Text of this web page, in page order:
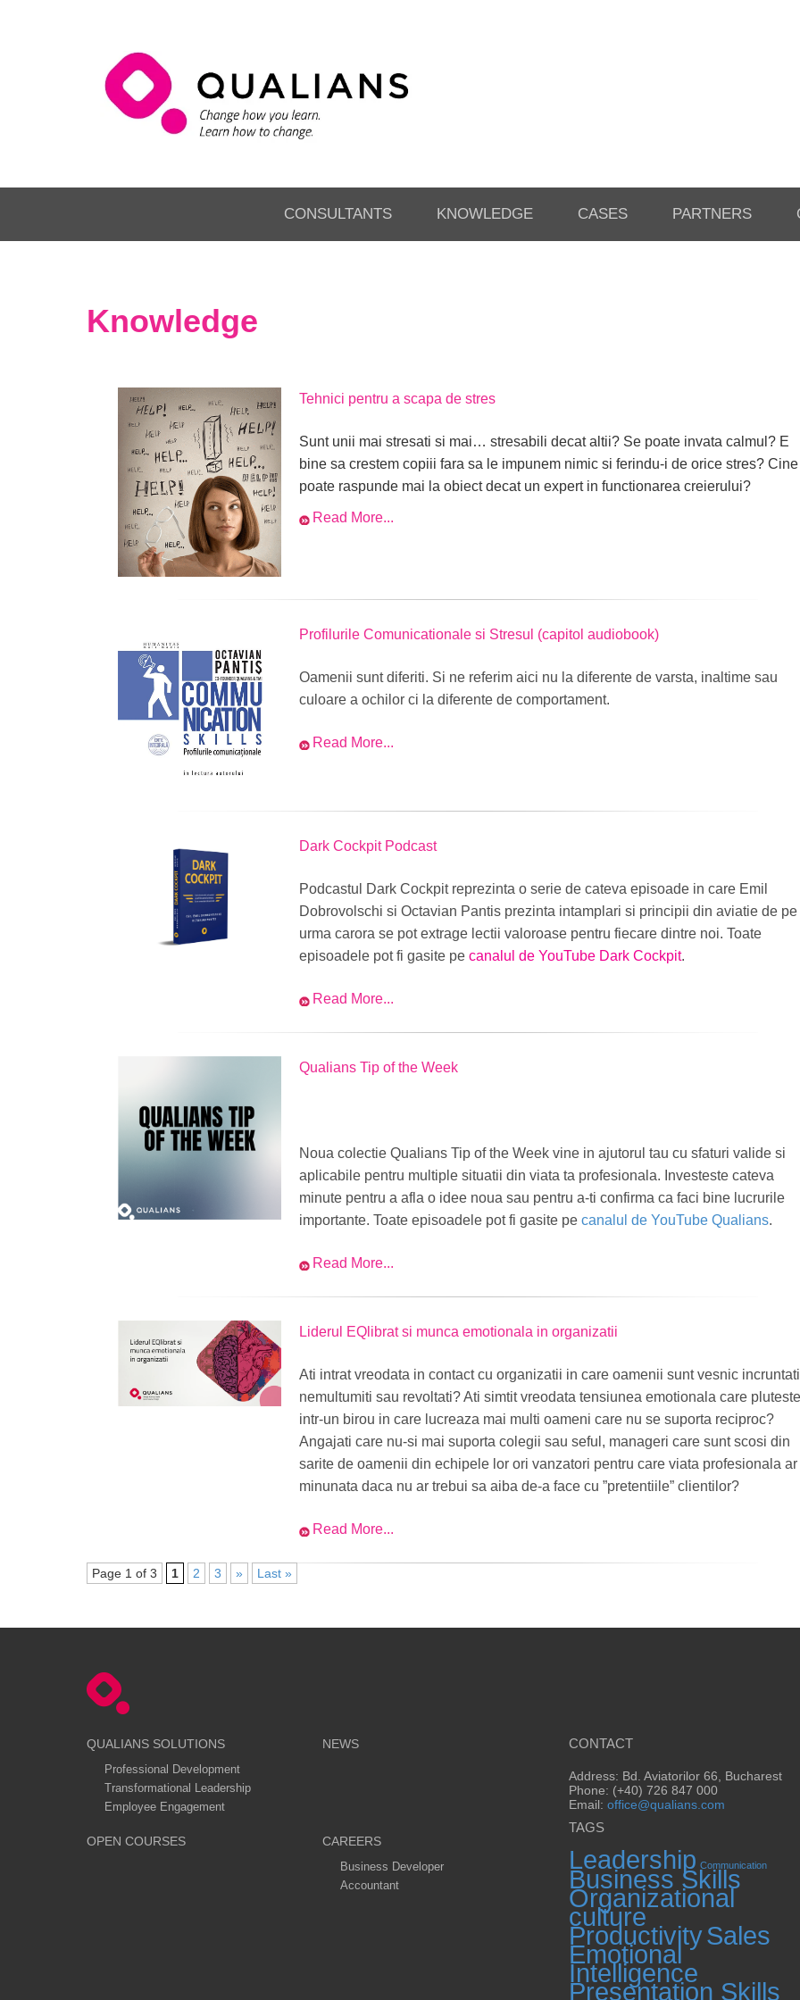
CONSULTANTS KNOWLEDGE CASES PARTNERS
Knowledge
Tehnici pentru a scapa de stres
Sunt unii mai stresati si mai… stresabili decat altii? Se poate invata calmul? E
bine sa crestem copiii fara sa le impunem nimic si ferindu-i de orice stres? Cine
poate raspunde mai la obiect decat un expert in functionarea creierului?
Read More...
Profilurile Comunicationale si Stresul (capitol audiobook)
Oamenii sunt diferiti. Si ne referim aici nu la diferente de varsta, inaltime sau
culoare a ochilor ci la diferente de comportament.
Read More...
Dark Cockpit Podcast
Podcastul Dark Cockpit reprezinta o serie de cateva episoade in care Emil
Dobrovolschi si Octavian Pantis prezinta intamplari si principii din aviatie de pe
urma carora se pot extrage lectii valoroase pentru fiecare dintre noi. Toate
episoadele pot fi gasite pe canalul de YouTube Dark Cockpit.
Read More...
Qualians Tip of the Week
Noua colectie Qualians Tip of the Week vine in ajutorul tau cu sfaturi valide si
aplicabile pentru multiple situatii din viata ta profesionala. Investeste cateva
minute pentru a afla o idee noua sau pentru a-ti confirma ca faci bine lucrurile
importante. Toate episoadele pot fi gasite pe canalul de YouTube Qualians.
Read More...
Liderul EQlibrat si munca emotionala in organizatii
Ati intrat vreodata in contact cu organizatii in care oamenii sunt vesnic
nemultumiti sau revoltati? Ati simtit vreodata tensiunea emotionala care pluteste
intr-un birou in care lucreaza mai multi oameni care nu se suporta reciproc?
Angajati care nu-si mai suporta colegii sau seful, manageri care sunt scosi din
sarite de oamenii din echipele lor ori vanzatori pentru care viata profesionala ar
minunata daca nu ar trebui sa aiba de-a face cu ”pretentiile” clientilor?
Read More...
Page 1 of 3 1 2 3 » Last »
QUALIANS SOLUTIONS
Professional Development
Transformational Leadership
Employee Engagement
NEWS
OPEN COURSES CAREERS
Business Developer
Accountant
CONTACT
Address: Bd. Aviatorilor 66, Bucharest
Phone: (+40) 726 847 000
Email: office@qualians.com
TAGS
Leadership Communication
Business Skills
Organizational
culture
ProductivitySales
Emotional
Intelligence
Presentation Skills